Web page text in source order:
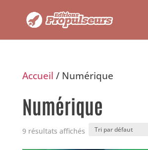
Accueil / Numérique
Numérique
9 résultats affichés